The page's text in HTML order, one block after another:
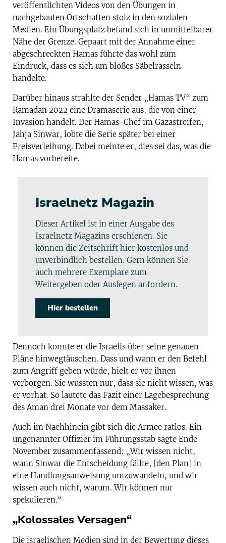
veröffentlichten Videos von den Übungen in
nachgebauten Ortschaften stolz in den sozialen
Medien. Ein Übungsplatz befand sich in unmittelbarer
Nähe der Grenze. Gepaart mit der Annahme einer
abgeschreckten Hamas führte das wohl zum
Eindruck, dass es sich um bloßes Säbelrasseln
handelte.
Darüber hinaus strahlte der Sender „Hamas TV“ zum
Ramadan 2022 eine Dramaserie aus, die von einer
Invasion handelt. Der Hamas-Chef im Gazastreifen,
Jahja Sinwar, lobte die Serie später bei einer
Preisverleihung. Dabei meinte er, dies sei das, was die
Hamas vorbereite.
Israelnetz Magazin
Dieser Artikel ist in einer Ausgabe des
Israelnetz Magazins erschienen. Sie
können die Zeitschrift hier kostenlos und
unverbindlich bestellen. Gern können Sie
auch mehrere Exemplare zum
Weitergeben oder Auslegen anfordern.
Hier bestellen
Dennoch konnte er die Israelis über seine genauen
Pläne hinwegtäuschen. Dass und wann er den Befehl
zum Angriff geben würde, hielt er vor ihnen
verborgen. Sie wussten nur, dass sie nicht wissen, was
er vorhat. So lautete das Fazit einer Lagebesprechung
des Aman drei Monate vor dem Massaker.
Auch im Nachhinein gibt sich die Armee ratlos. Ein
ungenannter Offizier im Führungsstab sagte Ende
November zusammenfassend: „Wir wissen nicht,
wann Sinwar die Entscheidung fällte, [den Plan] in
eine Handlungsanweisung umzuwandeln, und wir
wissen auch nicht, warum. Wir können nur
spekulieren.“
„Kolossales Versagen“
Die israelischen Medien sind in der Bewertung dieses